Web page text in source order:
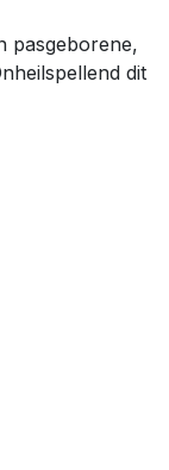
pasgeborene,
dit